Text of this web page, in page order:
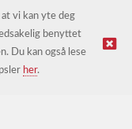
av Kréatif
vi kan yte deg
benyttet
Du kan også lese
her.